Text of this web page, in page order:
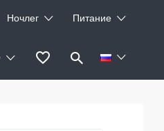
Ночлег Питание